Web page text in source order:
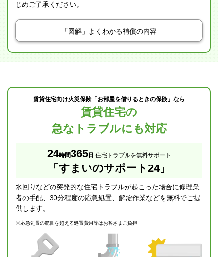
じめご了承ください。
「図解」よくわかる補償の内容
賃貸住宅向け火災保険「お部屋を借りるときの保険」なら
賃貸住宅の
急なトラブルにも対応
24時間365日 住宅トラブルを無料サポート
「すまいのサポート24」
水回りなどの突発的な住宅トラブルが起こった場合に修理業
者の手配、30分程度の応急処置、解錠作業などを無料でご提
供します。
※応急処置の範囲を超える処置費用等はお客さまご負担